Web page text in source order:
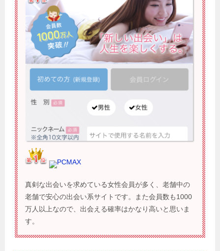
PCMAX
真剣な出会いを求めている女性会員が多く、老舗中の
老舗で安心の出会い系サイトです。また会員数も1000
万人以上なので、出会える確率はかなり高いと思いま
す。